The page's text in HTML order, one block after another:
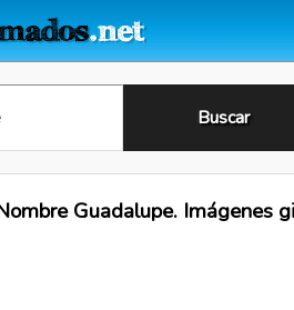
Guadalupe. Imágenes